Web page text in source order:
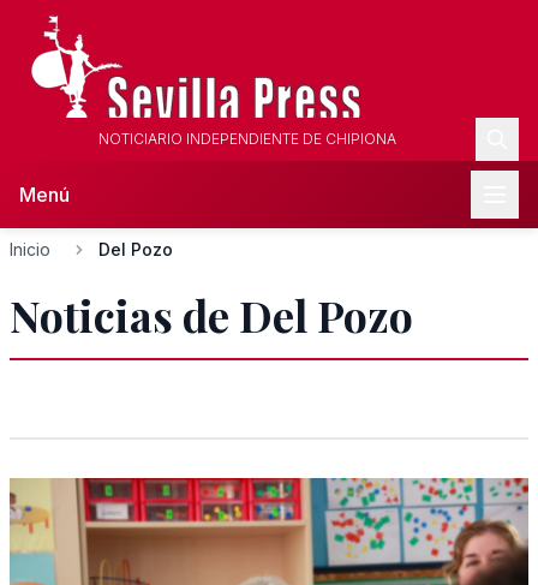
NOTICIARIO INDEPENDIENTE DE CHIPIONA
Menú
Inicio Del Pozo
Noticias de Del Pozo